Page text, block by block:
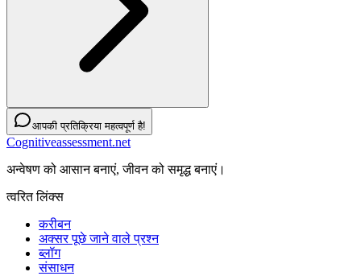
आपकी प्रतिक्रिया महत्वपूर्ण है!
Cognitiveassessment.net
अन्वेषण को आसान बनाएं, जीवन को समृद्ध बनाएं।
त्वरित लिंक्स
करीबन
अक्सर पूछे जाने वाले प्रश्न
ब्लॉग
संसाधन